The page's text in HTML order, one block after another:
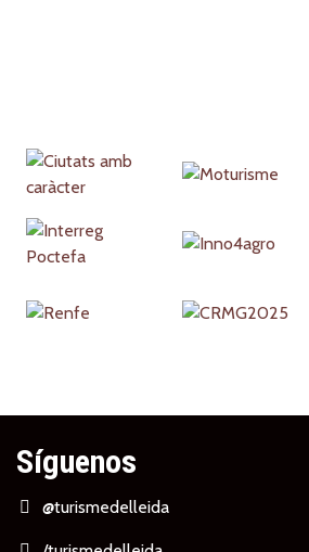
Partners
Síguenos
@turismedelleida